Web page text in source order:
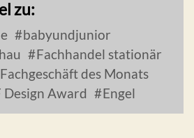
zu:
babyundjunior
Fachhandel stationär
des Monats
Award Engel